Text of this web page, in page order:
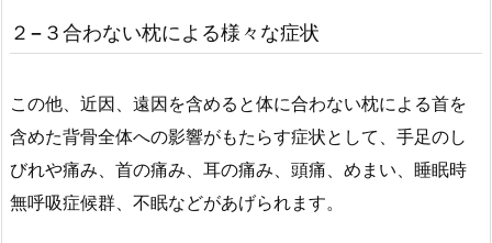
２−３合わない枕による様々な症状
この他、近因、遠因を含めると体に合わない枕による首を
含めた背骨全体への影響がもたらす症状として、手足のし
びれや痛み、首の痛み、耳の痛み、頭痛、めまい、睡眠時
無呼吸症候群、不眠などがあげられます。